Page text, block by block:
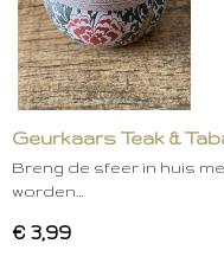
Geurkaars Teak &
Breng de sfeer in huis
worden…
€ 3,99